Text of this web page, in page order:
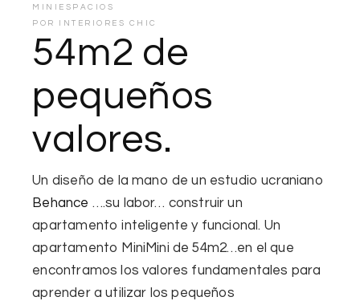
MINIESPACIOS
POR
INTERIORES CHIC
54m2 de
pequeños
valores.
Un diseño de la mano de un estudioucraniano
Behance ….su labor… construir un
apartamento inteligentey funcional. Un
apartamento MiniMini de 54m2…en el que
encontramos l osvalores fundamentales para
aprender a utilizar los pequeños